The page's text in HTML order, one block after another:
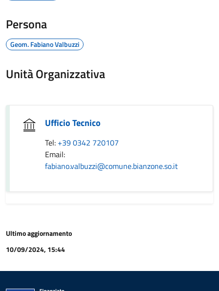
Persona
Geom. Fabiano Valbuzzi
Unità Organizzativa
Ufficio Tecnico
Tel: +39 0342 720107
Email:
fabiano.valbuzzi@comune.bianzone.so.it
Ultimo aggiornamento
10/09/2024, 15:44